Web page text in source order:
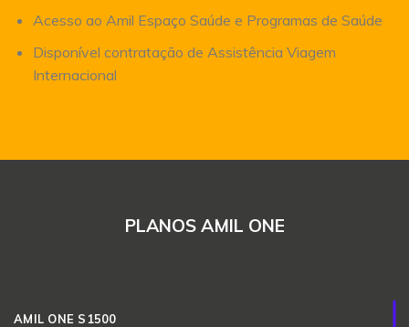
Acesso ao Amil Espaço Saúde e Programas de Saúde
Disponível contratação de Assistência Viagem
Internacional
PLANOS AMIL ONE
AMIL ONE S1500